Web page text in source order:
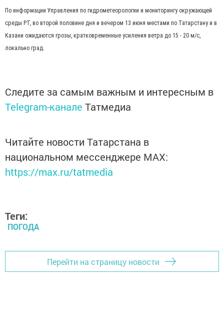
По информации Управления по гидрометеорологии и мониторингу окружающей
среды РТ, во второй половине дня и вечером 13 июня местами по Татарстану и в
Казани ожидаются грозы, кратковременные усиления ветра до 15 - 20 м/с,
локально град.
Следите за самым важным и интересным в
Telegram-канале Татмедиа
Читайте новости Татарстана в
национальном мессенджере MАХ:
https://max.ru/tatmedia
Теги:
ПОГОДА
Перейти на страницу новости